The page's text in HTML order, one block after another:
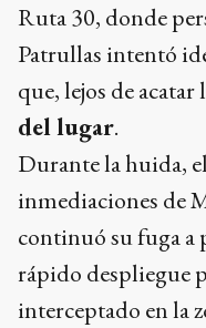
Ruta 30, donde
Patrullas intentó
que, lejos de acatar
del lugar.
Durante la huida,
inmediaciones de
continuó su fuga a
rápido despliegue
interceptado en la